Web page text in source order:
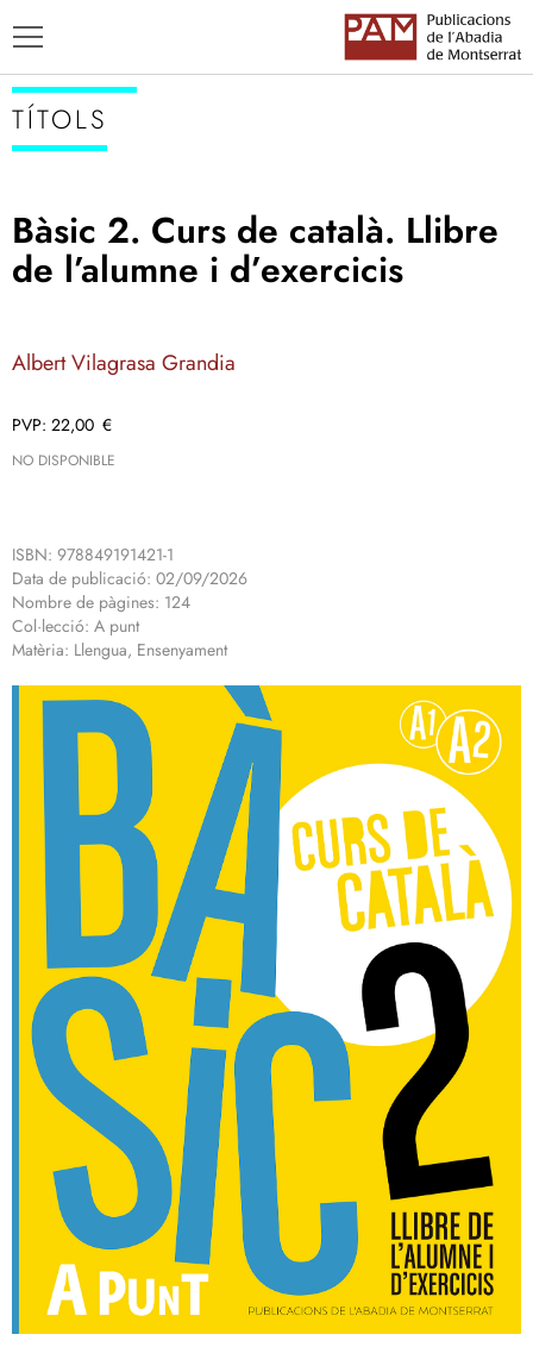
TÍTOLS
TÍTOLS
Bàsic 2. Curs de català. Llibre
de l’alumne i d’exercicis
Albert Vilagrasa Grandia
22,00 €
NO DISPONIBLE
ISBN: 978849191421-1
Data de publicació: 02/09/2026
Nombre de pàgines: 124
Col·lecció: A punt
Matèria: Llengua, Ensenyament